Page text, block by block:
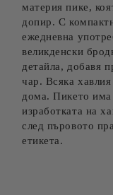
материя пике,
допир. С
ежедневна
великденски
детайла, добавя
чар. Всяка
дома. Пикето има
изработката на
след пъровото
етикета.